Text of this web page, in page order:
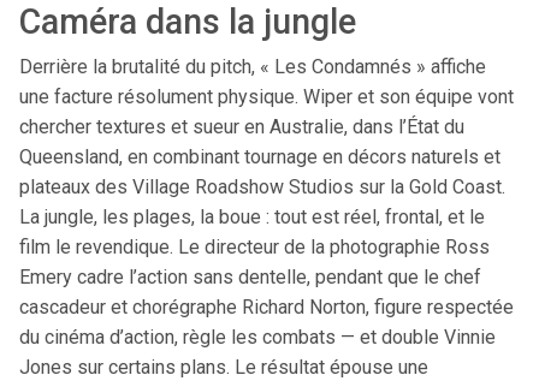
Caméra dans la jungle
Derrière la brutalité du pitch, « Les Condamnés » affiche
une facture résolument physique. Wiper et son équipe vont
chercher textures et sueur en Australie, dans l’État du
Queensland, en combinant tournage en décors naturels et
plateaux des Village Roadshow Studios sur la Gold Coast.
La jungle, les plages, la boue : tout est réel, frontal, et le
film le revendique. Le directeur de la photographie Ross
Emery cadre l’action sans dentelle, pendant que le chef
cascadeur et chorégraphe Richard Norton, figure respectée
du cinéma d’action, règle les combats — et double Vinnie
Jones sur certains plans. Le résultat épouse une